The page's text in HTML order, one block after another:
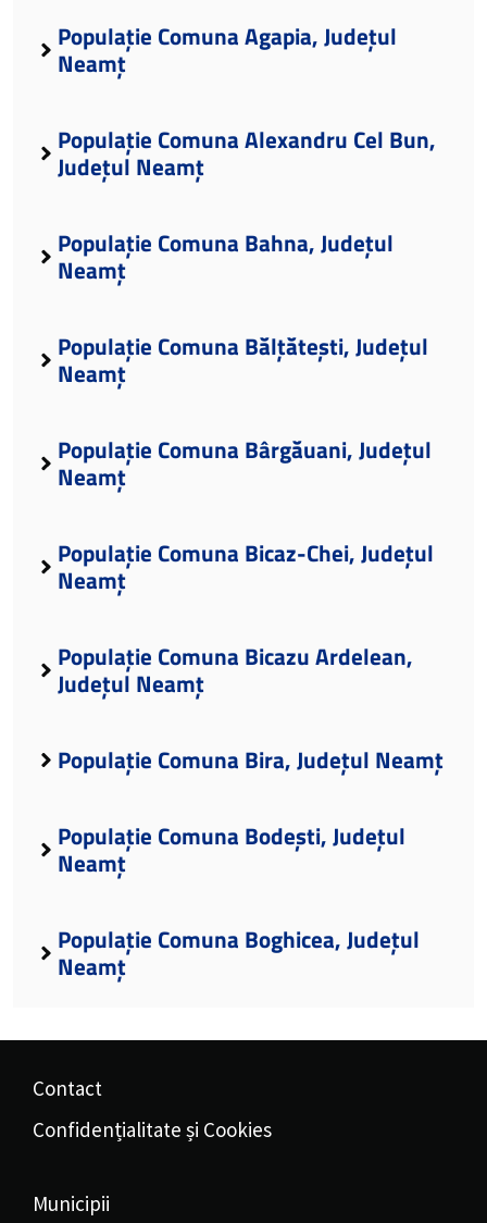
Populație Comuna Agapia, Județul
Neamț
Populație Comuna Alexandru Cel Bun,
Județul Neamț
Populație Comuna Bahna, Județul
Neamț
Populație Comuna Bălțătești, Județul
Neamț
Populație Comuna Bârgăuani, Județul
Neamț
Populație Comuna Bicaz-Chei, Județul
Neamț
Populație Comuna Bicazu Ardelean,
Județul Neamț
Populație Comuna Bira, Județul Neamț
Populație Comuna Bodești, Județul
Neamț
Populație Comuna Boghicea, Județul
Neamț
Contact
Confidențialitate și Cookies
Municipii